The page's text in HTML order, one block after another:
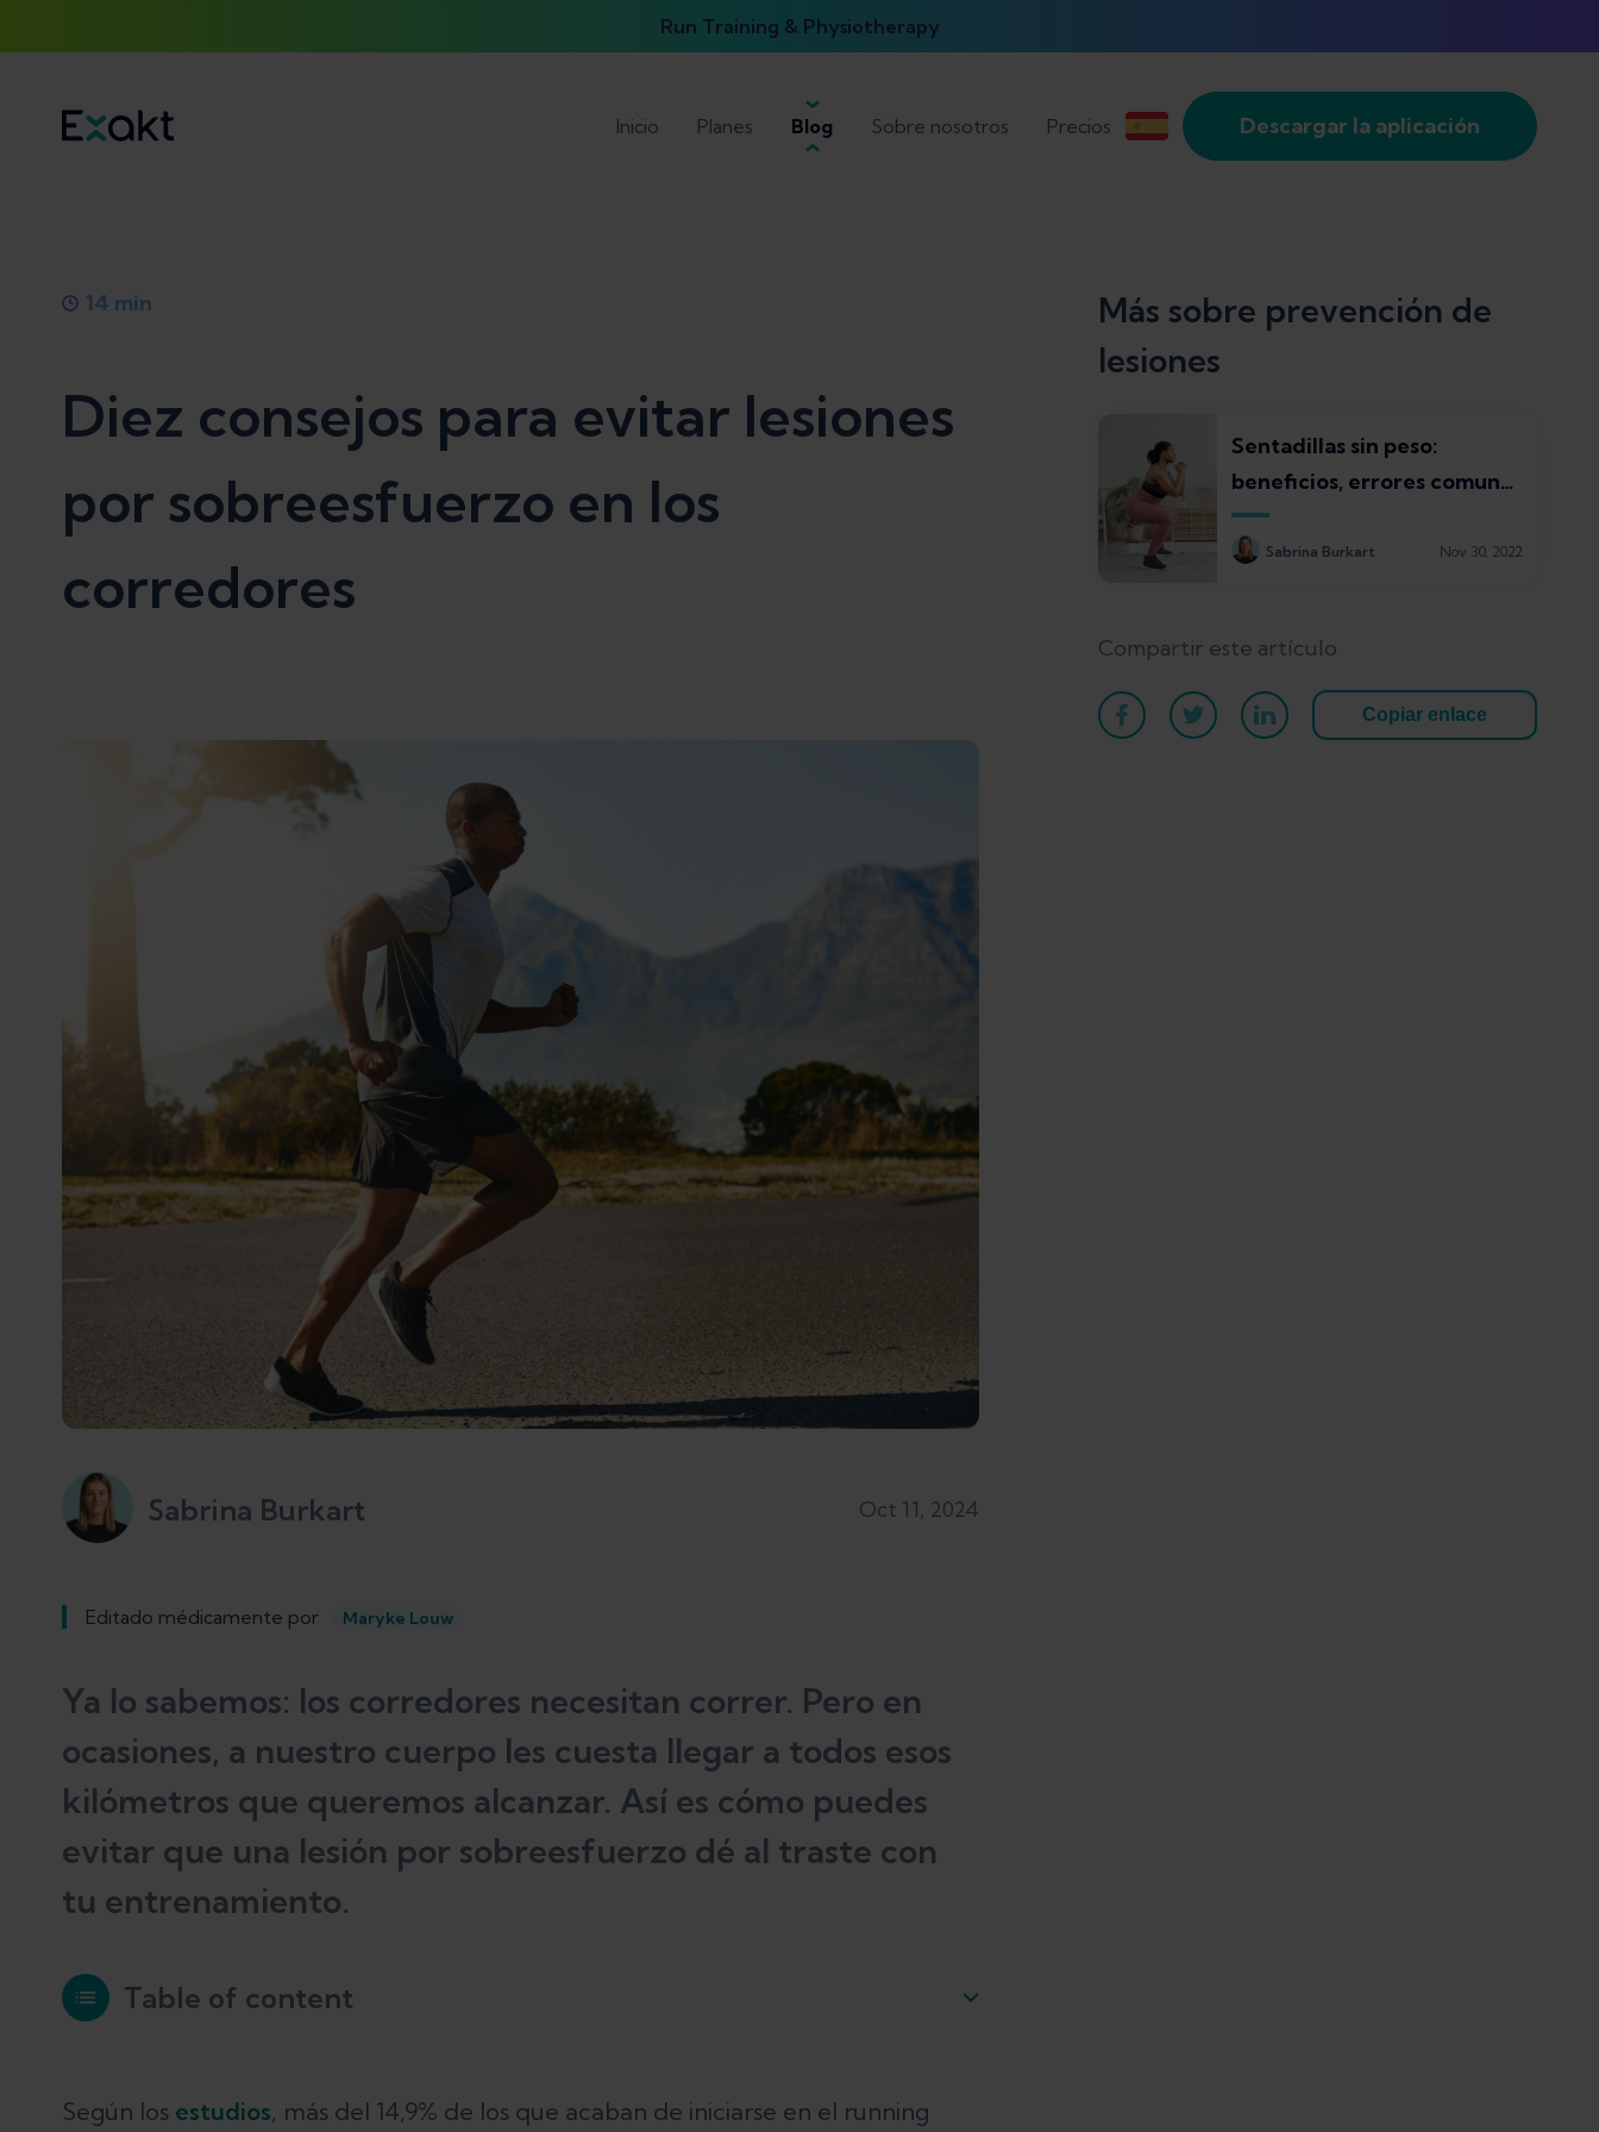
Run Training & Physiotherapy
Inicio Planes Blog Sobre nosotros Precios Descargar la aplicación
14 min
Diez consejos para evitar lesiones
por sobreesfuerzo en los
corredores
Sabrina Burkart Oct 11, 2024
Editado médicamente por Maryke Louw
Ya lo sabemos: los corredores necesitan correr. Pero en
ocasiones, a nuestro cuerpo les cuesta llegar a todos esos
kilómetros que queremos alcanzar. Así es cómo puedes
evitar que una lesión por sobreesfuerzo dé al traste con
tu entrenamiento.
Table of content
Según los estudios, más del 14,9% de los que acaban de iniciarse en el running
Más sobre prevención de
lesiones
Sentadillas sin peso:
beneficios, errores comunes
y nivel de progreso
Sabrina Burkart Nov 30, 2022
Compartir este artículo
Copiar enlace